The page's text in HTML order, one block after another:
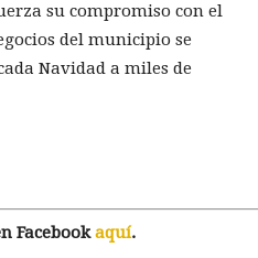
su compromiso con el
del municipio se
Navidad a miles de
Facebookaquí.